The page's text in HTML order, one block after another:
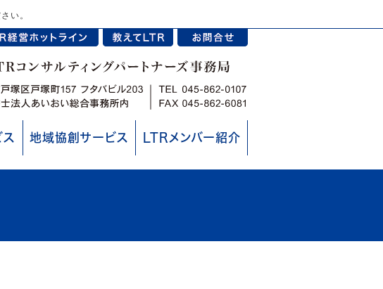
い。
地域協創サービス LTRメンバー紹介